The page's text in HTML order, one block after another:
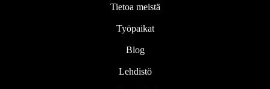
Tietoa meistä
Työpaikat
Blog
Lehdistö